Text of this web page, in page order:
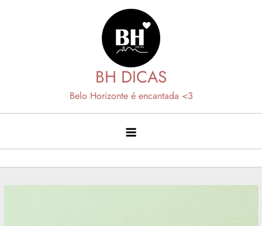
BH DICAS
Belo Horizonte é encantada <3